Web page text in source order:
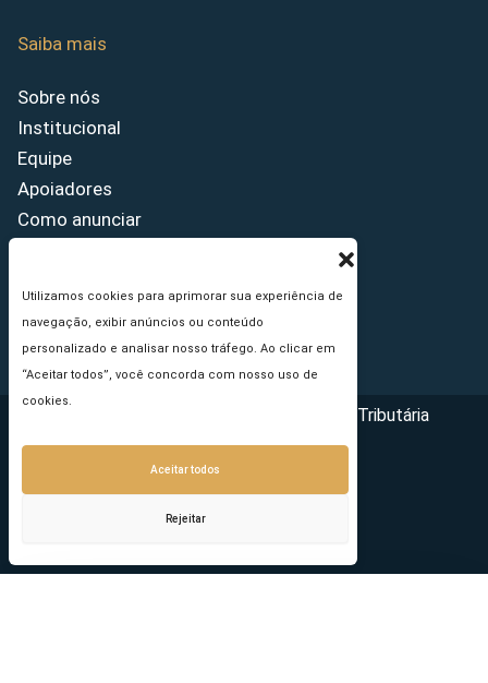
Utilizamos cookies para aprimorar sua experiência de
navegação, exibir anúncios ou conteúdo
personalizado e analisar nosso tráfego. Ao clicar em
“Aceitar todos”, você concorda com nosso uso de
cookies.
Aceitar todos
Rejeitar
Saiba mais
Sobre nós
Institucional
Equipe
Apoiadores
Como anunciar
Princípios Editoriais
Copyright © 2026 - Portal da Reforma Tributária